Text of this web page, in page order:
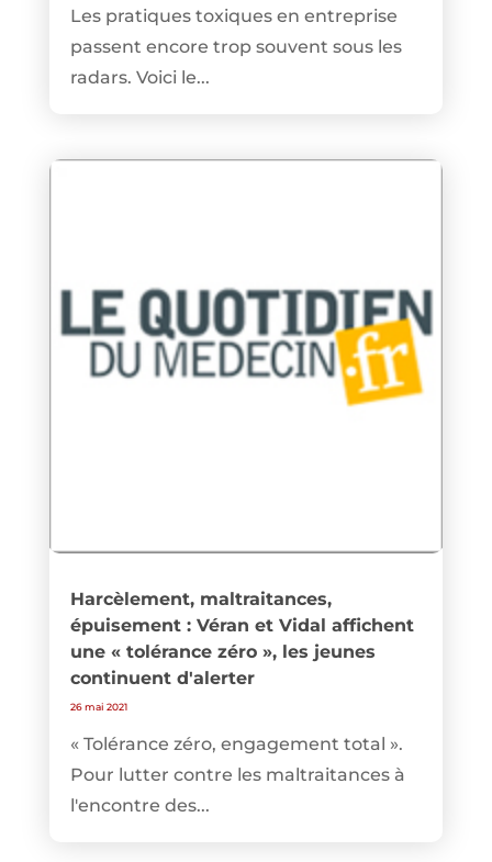
Les pratiques toxiques en entreprise
passent encore trop souvent sous les
radars. Voici le...
Harcèlement, maltraitances,
épuisement : Véran et Vidal affichent
une « tolérance zéro », les jeunes
continuent d'alerter
26 mai 2021
« Tolérance zéro, engagement total ».
Pour lutter contre les maltraitances à
l'encontre des...